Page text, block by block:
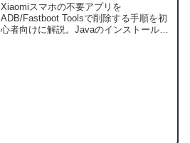
Xiaomiスマホの不要アプリを
ADB/Fastboot Toolsで削除する手順を初
心者向けに解説。Javaのインストール、